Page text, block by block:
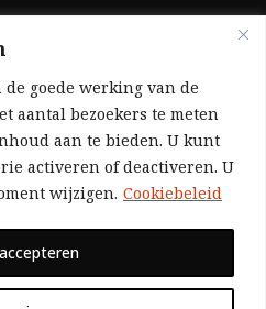
goede werking van de
aantal bezoekers te meten
aan te bieden. U kunt
activeren of deactiveren. U
wijzigen. Cookiebeleid
zelf gefinancierd zijn
commerciële
rijke sponsors), zijn we
ons tijdschrift uitsluitend
steun van onze
uw solidariteit.